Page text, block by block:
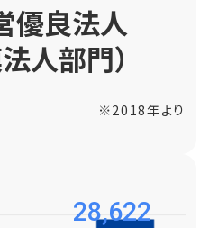
優良法人
人部門）
※2018年より
28,622